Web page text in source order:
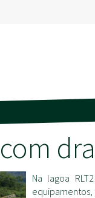
Na lagoa
equipamentos,